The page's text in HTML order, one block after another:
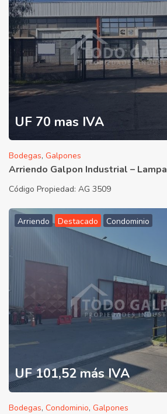
UF 70 mas IVA
Bodegas, Galpones
Arriendo Galpon Industrial – Lampa
Código Propiedad: AG 3509
Arriendo Destacado Condominio
UF 101,52 más IVA
Bodegas, Condominio, Galpones